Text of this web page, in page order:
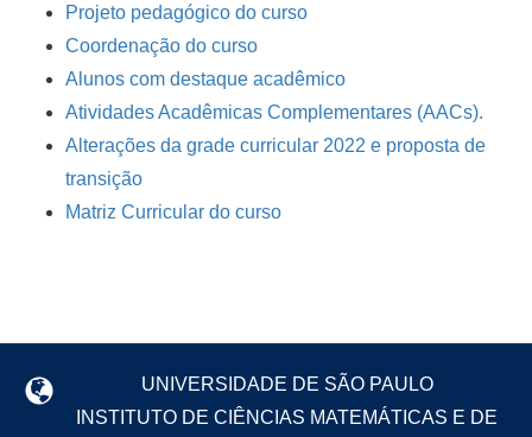
Projeto pedagógico do curso
Coordenação do curso
Alunos com destaque acadêmico
Atividades Acadêmicas Complementares (AACs).
Alterações da grade curricular 2022 e proposta de
transição
Matriz Curricular do curso
UNIVERSIDADE DE SÃO PAULO
INSTITUTO DE CIÊNCIAS MATEMÁTICAS E DE